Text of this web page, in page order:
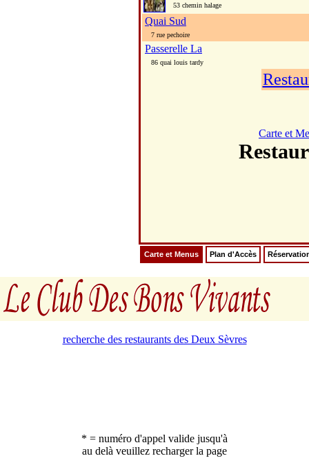
53 chemin halage
Quai Sud
7 rue pechoire
Passerelle La
86 quai louis tardy
Carte et
Carte et Menus Plan d'Accès
recherche des restaurants des Deux Sèvres
* = numéro d'appel valide jusqu'à
au delà veuillez recharger la page